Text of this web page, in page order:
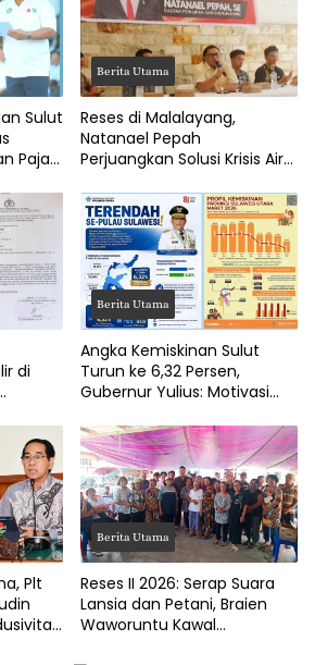
Sulut
Pajak
Berita Utama
Reses di Malalayang,
Natanael Pepah
Perjuangkan Solusi Krisis Air
DPRD Manado
di
Berita Utama
Angka Kemiskinan Sulut
Turun ke 6,32 Persen,
Gubernur Yulius: Motivasi
Plt
Berita Utama
Reses II 2026: Serap Suara
Lansia dan Petani, Braien
Waworuntu Kawal